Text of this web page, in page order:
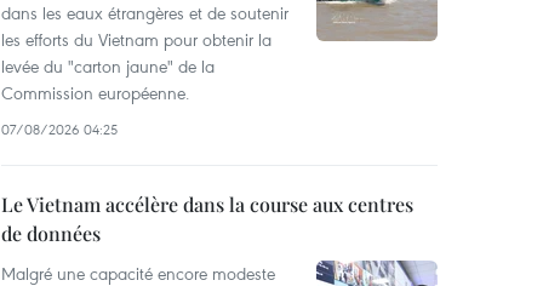
dans les eaux étrangères et de soutenir
les efforts du Vietnam pour obtenir la
levée du "carton jaune" de la
Commission européenne.
07/08/2026 04:25
Le Vietnam accélère dans la course aux centres
de données
Malgré une capacité encore modeste